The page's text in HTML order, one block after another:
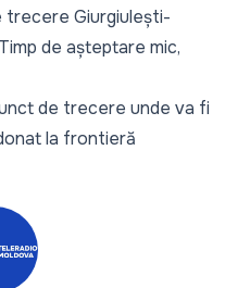
trecere Giurgiulești-
de așteptare mic,
de trecere unde va fi
la frontieră